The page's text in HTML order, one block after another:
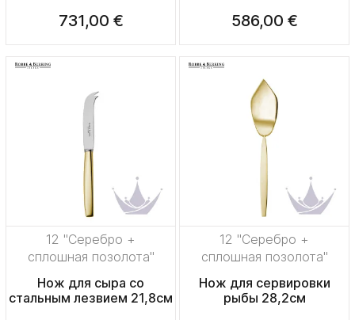
731,00 € 586,00 €
12 "Серебро +
сплошная позолота"
Нож для сыра со
стальным лезвием 21,8см
12 "Серебро +
сплошная позолота"
Нож для сервировки
рыбы 28,2см